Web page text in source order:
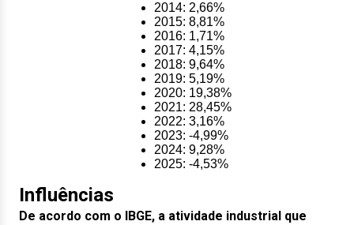
2014: 2,66%
2015: 8,81%
2016: 1,71%
2017: 4,15%
2018: 9,64%
2019: 5,19%
2020: 19,38%
2021: 28,45%
2022: 3,16%
2023: -4,99%
2024: 9,28%
2025: -4,53%
Influências
De acordo com o IBGE, a atividade industrial que